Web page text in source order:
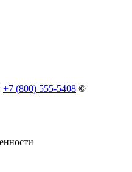
+7 (800) 555-5408 ©